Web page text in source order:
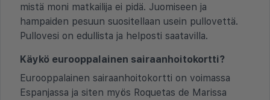
mistä moni matkailija ei pidä. Juomiseen ja
hampaiden pesuun suositellaan usein pullovettä.
Pullovesi on edullista ja helposti saatavilla.
Käykö eurooppalainen sairaanhoitokortti?
Eurooppalainen sairaanhoitokortti on voimassa
Espanjassa ja siten myös Roquetas de Marissa